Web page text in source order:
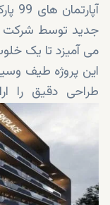
جدید توسط شرکت
می آمیزد تا یک
طراحی دقیق را
هوشمند هستند.
شیک هستند که با
بر این، شما از
مند خواهید شد.
امکانات پروژه در